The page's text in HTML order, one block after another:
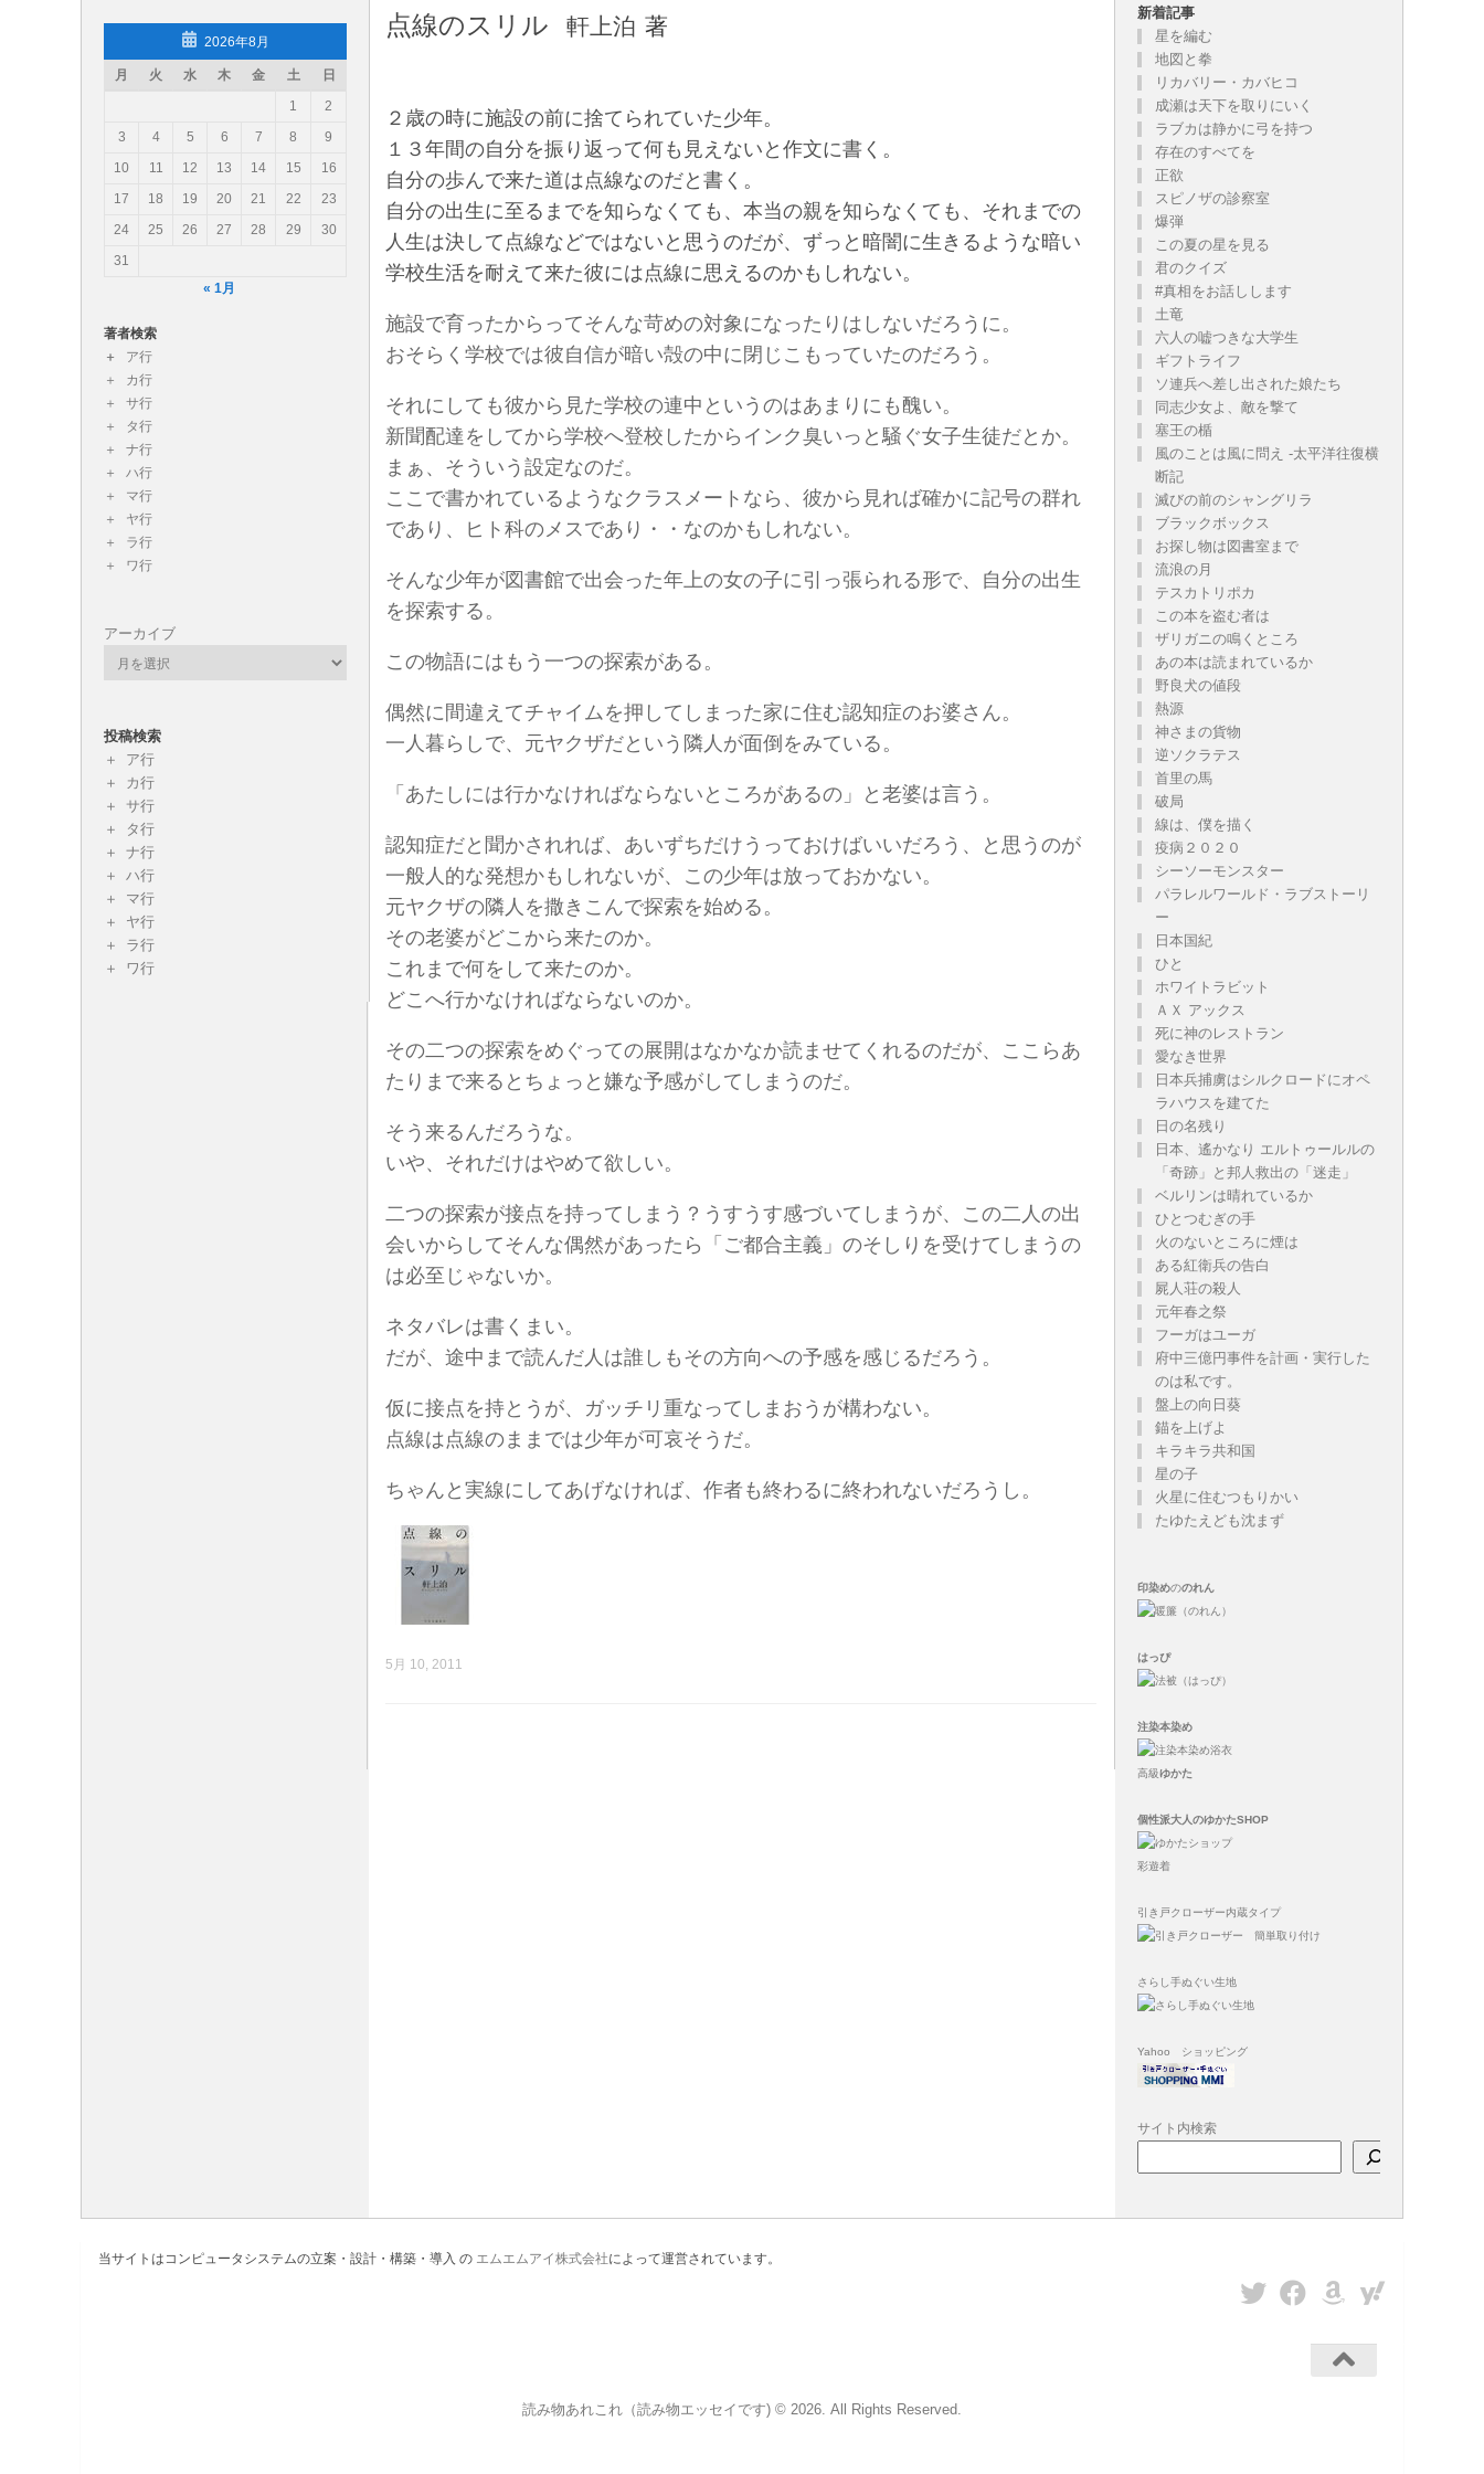
コンテンツへスキップ
読み物あれこれ（読み物エッセイです)
読み物あれこれではスタッフが各々勝手きままな読書感想文を書いております。暴言・無知・恥知らず・ご意見はいろいろお有りでしょうが、お気に召した方だけお読み下さい。
点線のスリル 軒上泊 著
２歳の時に施設の前に捨てられていた少年。
１３年間の自分を振り返って何も見えないと作文に書く。
自分の歩んで来た道は点線なのだと書く。
自分の出生に至るまでを知らなくても、本当の親を知らなくても、それまでの
人生は決して点線などではないと思うのだが、ずっと暗闇に生きるような暗い
学校生活を耐えて来た彼には点線に思えるのかもしれない。
施設で育ったからってそんな苛めの対象になったりはしないだろうに。
おそらく学校では彼自信が暗い殻の中に閉じこもっていたのだろう。
それにしても彼から見た学校の連中というのはあまりにも醜い。
新聞配達をしてから学校へ登校したからインク臭いっと騒ぐ女子生徒だとか。
まぁ、そういう設定なのだ。
ここで書かれているようなクラスメートなら、彼から見れば確かに記号の群れ
であり、ヒト科のメスであり・・なのかもしれない。
そんな少年が図書館で出会った年上の女の子に引っ張られる形で、自分の出生
を探索する。
この物語にはもう一つの探索がある。
偶然に間違えてチャイムを押してしまった家に住む認知症のお婆さん。
一人暮らしで、元ヤクザだという隣人が面倒をみている。
「あたしには行かなければならないところがあるの」と老婆は言う。
認知症だと聞かされれば、あいずちだけうっておけばいいだろう、と思うのが
一般人的な発想かもしれないが、この少年は放っておかない。
元ヤクザの隣人を撒きこんで探索を始める。
その老婆がどこから来たのか。
これまで何をして来たのか。
どこへ行かなければならないのか。
その二つの探索をめぐっての展開はなかなか読ませてくれるのだが、ここらあ
たりまで来るとちょっと嫌な予感がしてしまうのだ。
そう来るんだろうな。
いや、それだけはやめて欲しい。
二つの探索が接点を持ってしまう？うすうす感づいてしまうが、この二人の出
会いからしてそんな偶然があったら「ご都合主義」のそしりを受けてしまうの
は必至じゃないか。
ネタバレは書くまい。
だが、途中まで読んだ人は誰しもその方向への予感を感じるだろう。
仮に接点を持とうが、ガッチリ重なってしまおうが構わない。
点線は点線のままでは少年が可哀そうだ。
ちゃんと実線にしてあげなければ、作者も終わるに終われないだろうし。
5月 10, 2011
2026年8月
月 火 水 木 金 土
日
1
2
3
4 5 6 7 8
9
10
11 12 13 14 15
16
17
18 19 20 21 22
23
24
25 26 27 28 29
30
31
« 1月
著者検索
ア行
カ行
サ行
タ行
ナ行
ハ行
マ行
ヤ行
ラ行
ワ行
アーカイブ
投稿検索
ア行
カ行
サ行
タ行
ナ行
ハ行
マ行
ヤ行
ラ行
ワ行
新着記事
星を編む
地図と拳
リカバリー・カバヒコ
成瀬は天下を取りにいく
ラブカは静かに弓を持つ
存在のすべてを
正欲
スピノザの診察室
爆弾
この夏の星を見る
君のクイズ
#真相をお話しします
土竜
六人の嘘つきな大学生
ギフトライフ
ソ連兵へ差し出された娘たち
同志少女よ、敵を撃て
塞王の楯
風のことは風に問え -太平洋往復横
断記
滅びの前のシャングリラ
ブラックボックス
お探し物は図書室まで
流浪の月
テスカトリポカ
この本を盗む者は
ザリガニの鳴くところ
あの本は読まれているか
野良犬の値段
熱源
神さまの貨物
逆ソクラテス
首里の馬
破局
線は、僕を描く
疫病２０２０
シーソーモンスター
パラレルワールド・ラブストーリ
ー
日本国紀
ひと
ホワイトラビット
ＡＸ アックス
死に神のレストラン
愛なき世界
日本兵捕虜はシルクロードにオペ
ラハウスを建てた
日の名残り
日本、遙かなり エルトゥールルの
「奇跡」と邦人救出の「迷走」
ベルリンは晴れているか
ひとつむぎの手
火のないところに煙は
ある紅衛兵の告白
屍人荘の殺人
元年春之祭
フーガはユーガ
府中三億円事件を計画・実行した
のは私です。
盤上の向日葵
錨を上げよ
キラキラ共和国
星の子
火星に住むつもりかい
たゆたえども沈まず
印染めののれん
はっぴ
注染本染め
高級ゆかた
個性派大人のゆかたSHOP
彩遊着
引き戸クローザー内蔵タイプ
さらし手ぬぐい生地
Yahoo ショッピング
サイト内検索
当サイトはコンピュータシステムの立案・設計・構築・導入 の エムエムアイ株式会社によって運営されています。
読み物あれこれ（読み物エッセイです) © 2026. All Rights Reserved.